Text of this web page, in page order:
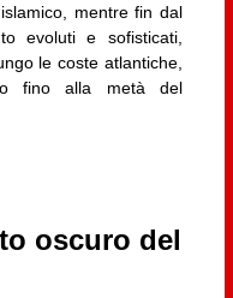
mentre fin dal
evoluti e sofisticati,
le coste atlantiche,
fino alla metà del
oscuro del